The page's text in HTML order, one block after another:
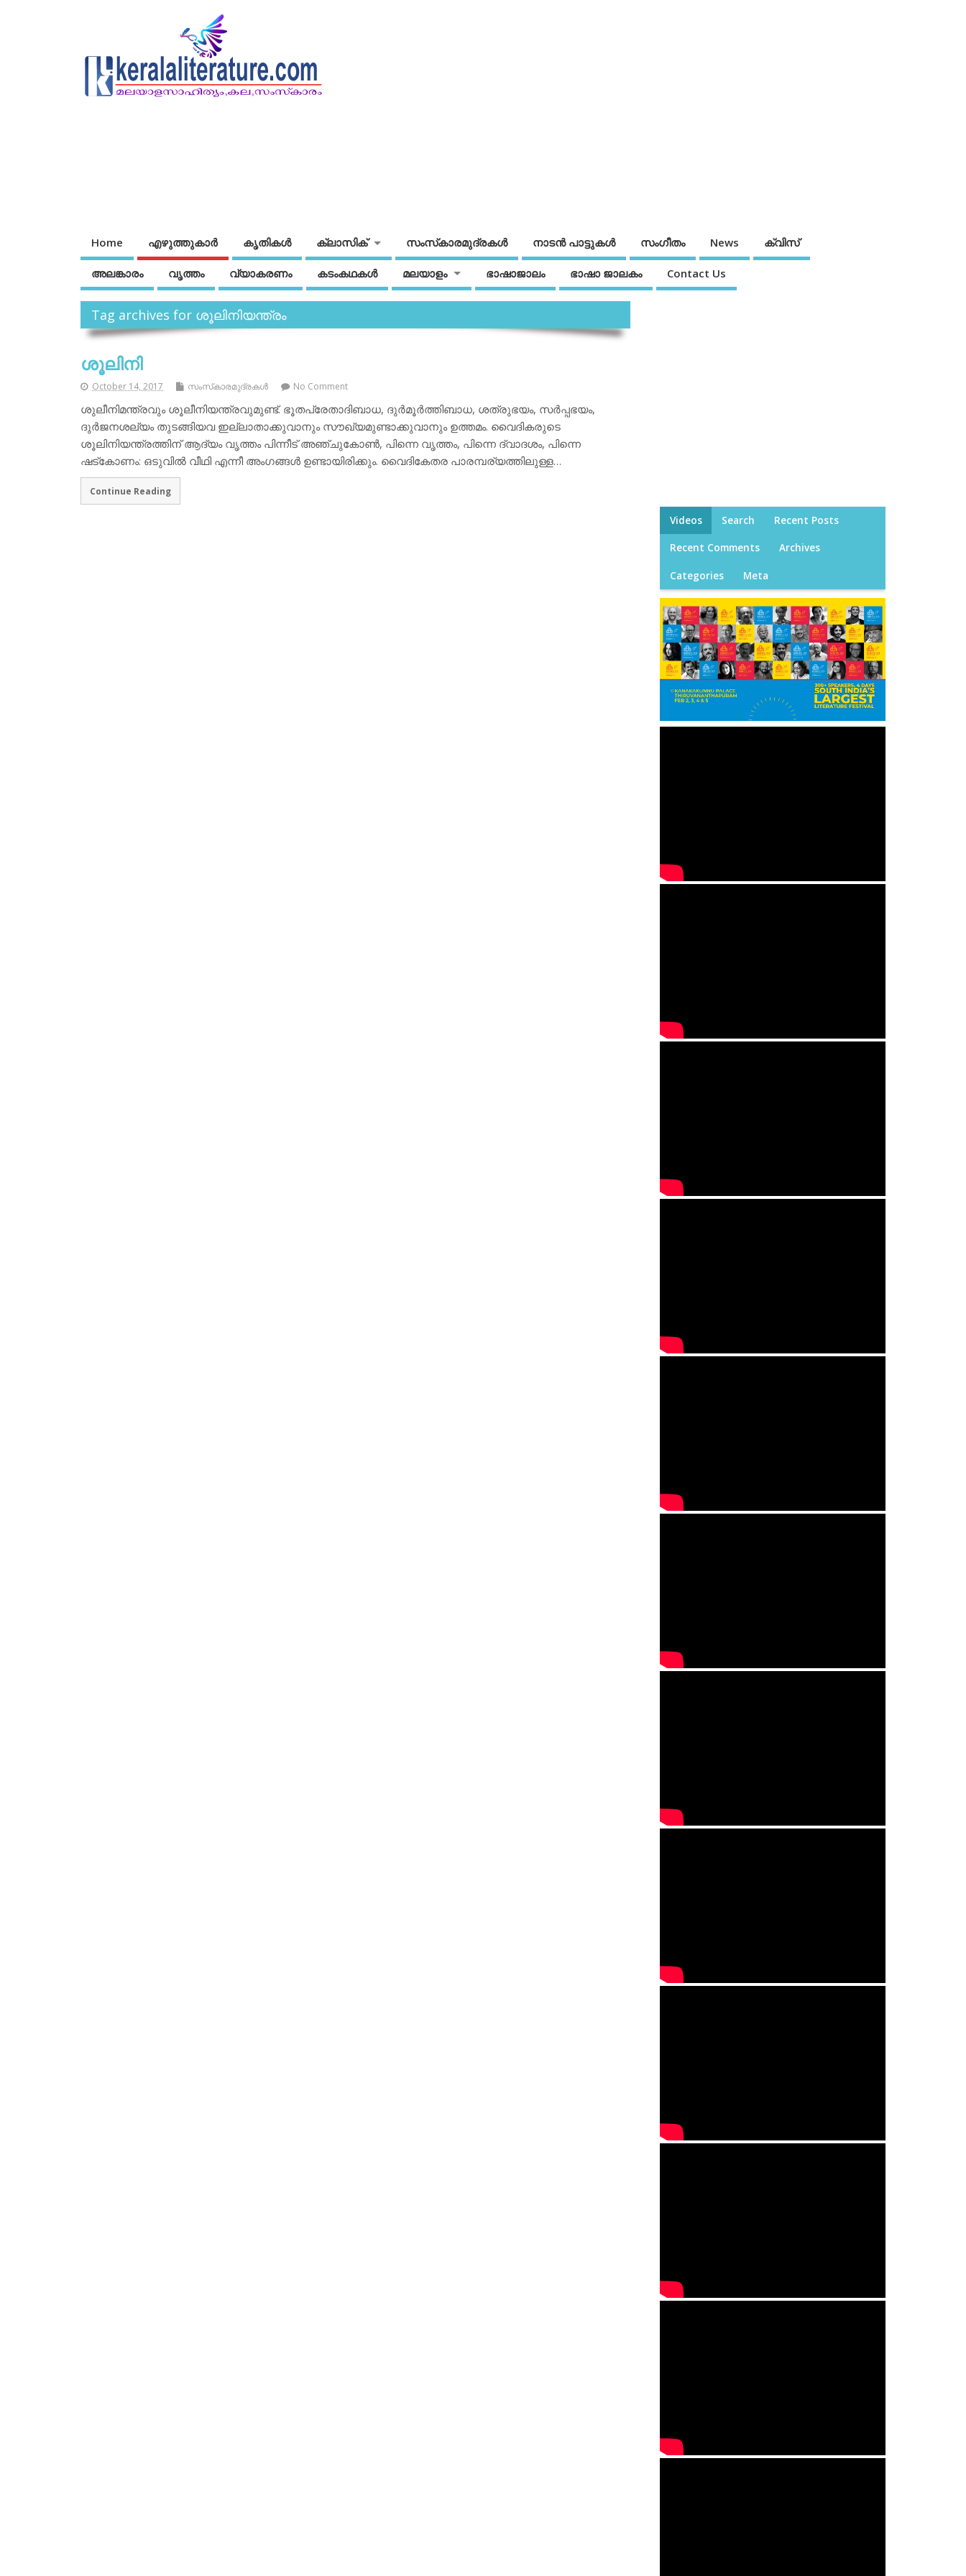
Home എഴുത്തുകാര്‍ കൃതികൾ ക്ലാസിക് സംസ്‌കാരമുദ്രകള്‍ നാടന്‍ പാട്ടുകള്‍ സംഗീതം News ക്വിസ്
അലങ്കാരം വൃത്തം വ്യാകരണം കടംകഥകള്‍ മലയാളം ഭാഷാജാലം ഭാഷാ ജാലകം Contact Us
Tag archives for ശൂലിനിയന്ത്രം
ശൂലിനി
October 14, 2017 സംസ്‌കാരമുദ്രകള്‍ No Comment
ശുലീനിമന്ത്രവും ശൂലീനിയന്ത്രവുമുണ്ട്. ഭൂതപ്രേതാദിബാധ, ദുര്‍മൂര്‍ത്തിബാധ, ശത്രുഭയം, സര്‍പ്പഭയം,
ദുര്‍ജനശല്യം തുടങ്ങിയവ ഇല്ലാതാക്കുവാനും സൗഖ്യമുണ്ടാക്കുവാനും ഉത്തമം. വൈദികരുടെ
ശൂലിനിയന്ത്രത്തിന് ആദ്യം വൃത്തം പിന്നീട് അഞ്ചുകോണ്‍, പിന്നെ വൃത്തം, പിന്നെ ദ്വാദശം, പിന്നെ
ഷട്‌കോണം: ഒടുവില്‍ വീഥി എന്നീ അംഗങ്ങള്‍ ഉണ്ടായിരിക്കും. വൈദികേതര പാരമ്പര്യത്തിലുള്ള…
Continue Reading
Videos Search Recent Posts
Recent Comments Archives
Categories Meta